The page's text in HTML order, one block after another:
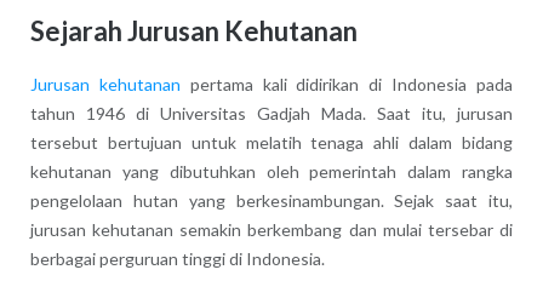
Sejarah Jurusan Kehutanan
Jurusan kehutanan pertama kali didirikan di Indonesia pada
tahun 1946 di Universitas Gadjah Mada. Saat itu, jurusan
tersebut bertujuan untuk melatih tenaga ahli dalam bidang
kehutanan yang dibutuhkan oleh pemerintah dalam rangka
pengelolaan hutan yang berkesinambungan. Sejak saat itu,
jurusan kehutanan semakin berkembang dan mulai tersebar di
berbagai perguruan tinggi di Indonesia.